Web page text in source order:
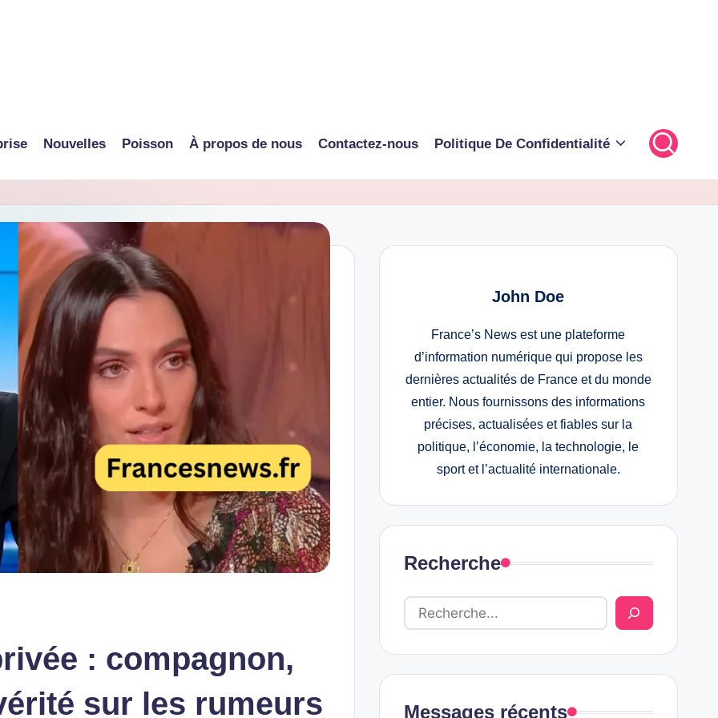
Nouvelles Poisson À propos de nous Contactez-nous Politique De Confidentialité
: compagnon,
sur les rumeurs
John Doe
France’s News est une plateforme
d’information numérique qui propose les
dernières actualités de France et du monde
entier. Nous fournissons des informations
précises, actualisées et fiables sur la
politique, l’économie, la technologie, le
sport et l’actualité internationale.
Recherche
Messages récents